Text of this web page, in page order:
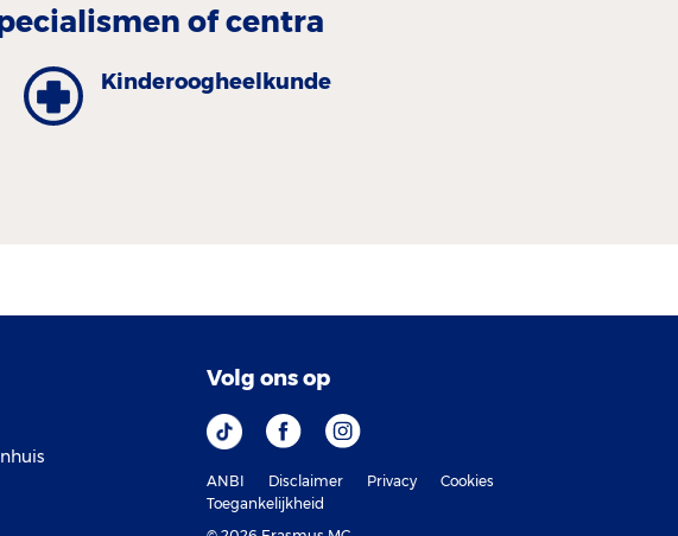
of centra
Kinderoogheel­kunde
Volg ons op
ANBI Disclaimer Privacy
Cookies
Toegankelijkheid